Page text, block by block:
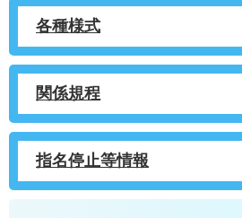
各種様式
関係規程
指名停止等情報